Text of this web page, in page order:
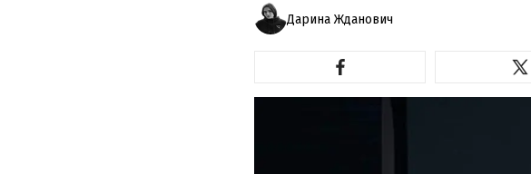
Дарина Жданович